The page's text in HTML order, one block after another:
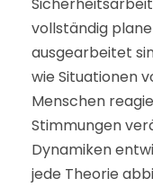
vollständig
ausgearbeitet
wie Situationen
Menschen
Stimmungen
Dynamiken
jede Theorie